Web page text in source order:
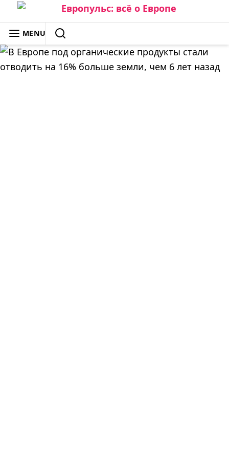
Skip
to
content
ЕВРОПУЛЬС: ВСЁ О ЕВРОПЕ
MENU
SEARCH